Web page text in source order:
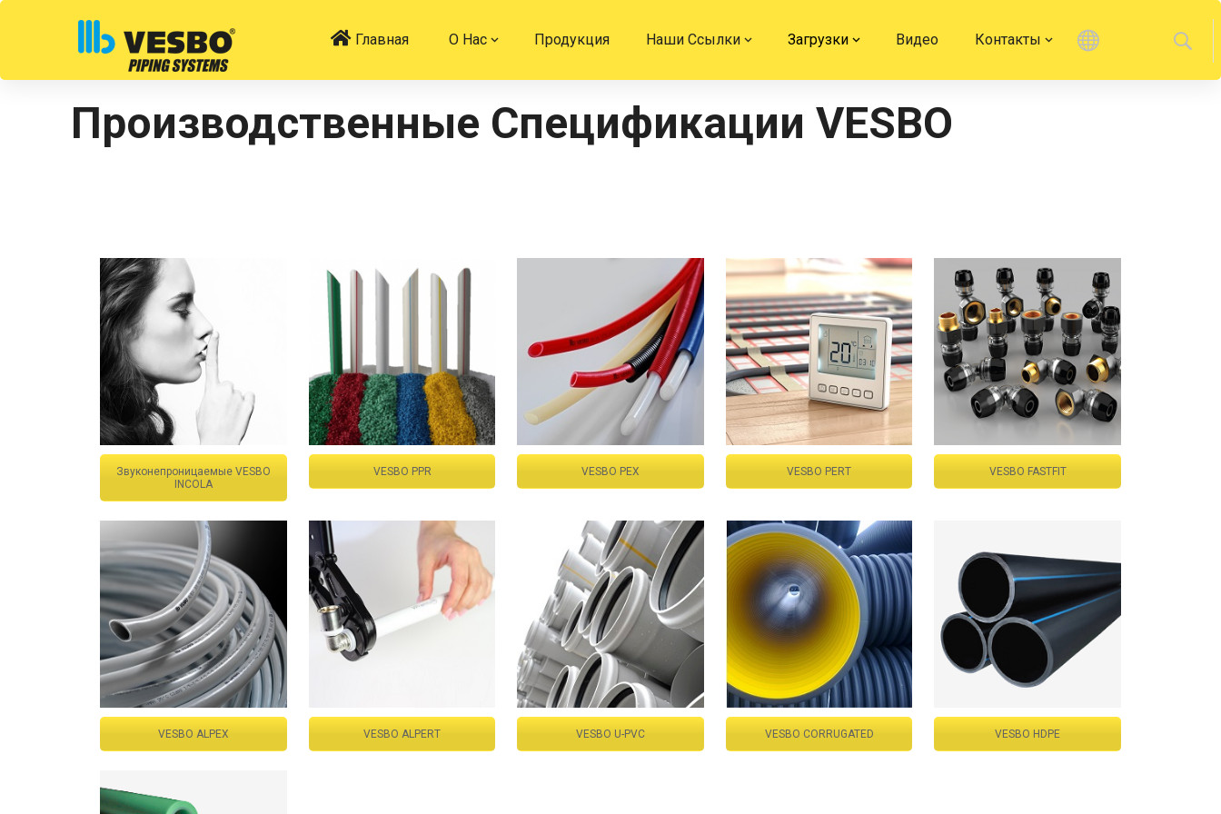
Главная О Нас Продукция Наши Ссылки Загрузки Видео Контакты
Производственные Спецификации VESBO
Звуконепроницаемые VESBO
INCOLA
VESBO PPR VESBO PEX VESBO PERT VESBO FASTFIT
VESBO ALPEX VESBO ALPERT VESBO U-PVC VESBO CORRUGATED VESBO HDPE